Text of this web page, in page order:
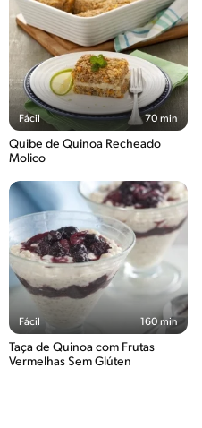
Fácil 70 min
Quibe de Quinoa Recheado
Molico
Fácil 160 min
Taça de Quinoa com Frutas
Vermelhas Sem Glúten